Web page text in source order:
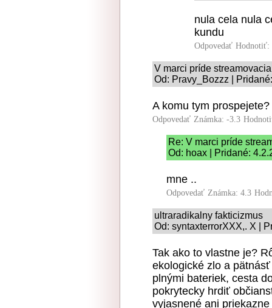
nula cela nula
kundu
Odpovedať Hodnotiť:
V marci príde
Od: Pravy_Bozzz |
A komu tym prospejete?
Odpovedať Známka: -3.3
Re: V marci príde
Od: hoax | Pridané:
mne ..
Odpovedať Známka: 4.3
ultraradikalny fakticizmus
Od: syntaxterrorXXX,. X |
Tak ako to vlastne je?
ekologické zlo a
plnými bateriek, cesta
pokrytecky hrdiť
vyjasnené ani